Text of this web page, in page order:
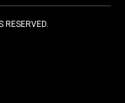
RESERVED.